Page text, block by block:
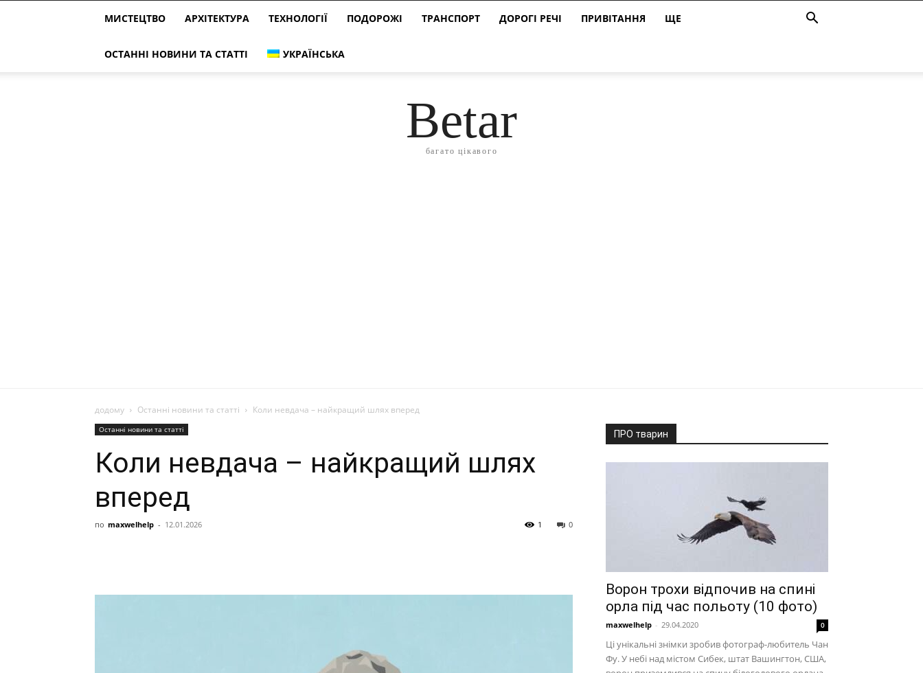
МИСТЕЦТВО АРХІТЕКТУРА ТЕХНОЛОГІЇ ПОДОРОЖІ ТРАНСПОРТ ДОРОГІ РЕЧІ ПРИВІТАННЯ ЩЕ
ОСТАННІ НОВИНИ ТА СТАТТІ УКРАЇНСЬКА
Betar
багато цікавого
додому Останні новини та статті Коли невдача – найкращий шлях вперед
Останні новини та статті
Коли невдача – найкращий шлях
вперед
по maxwelhelp - 12.01.2026 0
1
ПРО тварин
Ворон трохи відпочив на спині
орла під час польоту (10 фото)
maxwelhelp - 29.04.2020 0
Ці унікальні знімки зробив фотограф-любитель Чан
Фу. У небі над містом Сибек, штат Вашингтон, США,